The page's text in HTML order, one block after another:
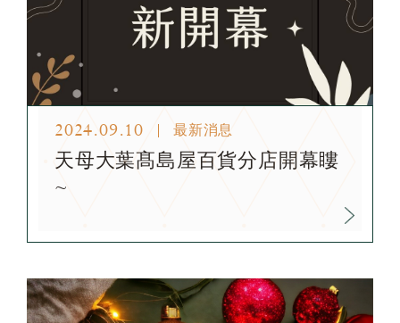
2024.09.10 最新消息
天母大葉髙島屋百貨分店開幕瞜
~